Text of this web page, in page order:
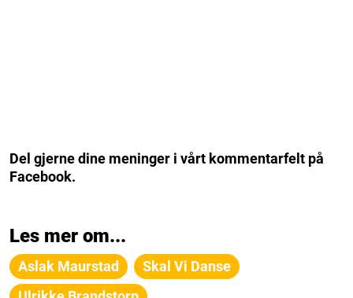
Del gjerne dine meninger i vårt kommentarfelt på
Facebook.
Les mer om...
Aslak Maurstad
Skal Vi Danse